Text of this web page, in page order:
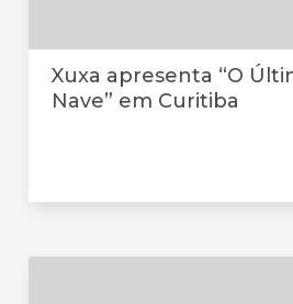
Xuxa apresenta “O
Nave” em Curitiba